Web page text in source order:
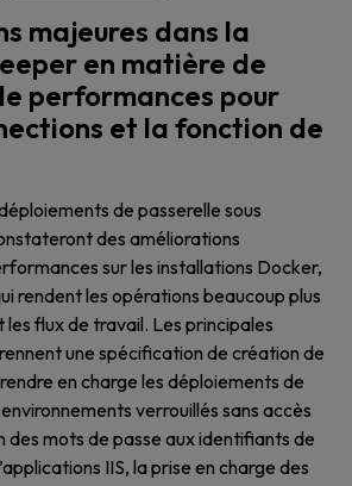
majeures dans la
en matière de
performances pour
et la fonction de
de passerelle sous
des améliorations
sur les installations Docker,
rendent les opérations beaucoup plus
flux de travail. Les principales
une spécification de création de
en charge les déploiements de
verrouillés sans accès
mots de passe aux identifiants de
IIS, la prise en charge des